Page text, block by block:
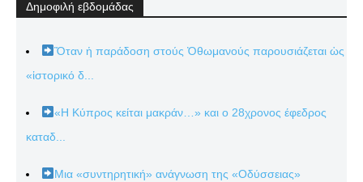
Δημοφιλή εβδομάδας
Ὅταν ἡ παράδοση στούς Ὀθωμανούς παρουσιάζεται ὡς
«ἱστορικό δ...
«Η Κύπρος κείται μακράν…» και ο 28χρονος έφεδρος
καταδ...
Μια «συντηρητική» ανάγνωση της «Οδύσσειας»